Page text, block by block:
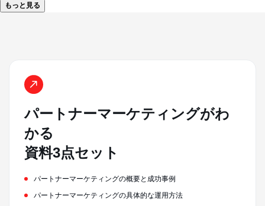
もっと見る
パートナーマーケティングがわ
かる
資料3点セット
パートナーマーケティングの概要と成功事例
パートナーマーケティングの具体的な運用方法